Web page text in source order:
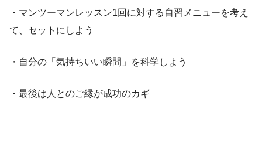
・マンツーマンレッスン1回に対する自習メニューを考え
て、セットにしよう
・自分の「気持ちいい瞬間」を科学しよう
・最後は人とのご縁が成功のカギ